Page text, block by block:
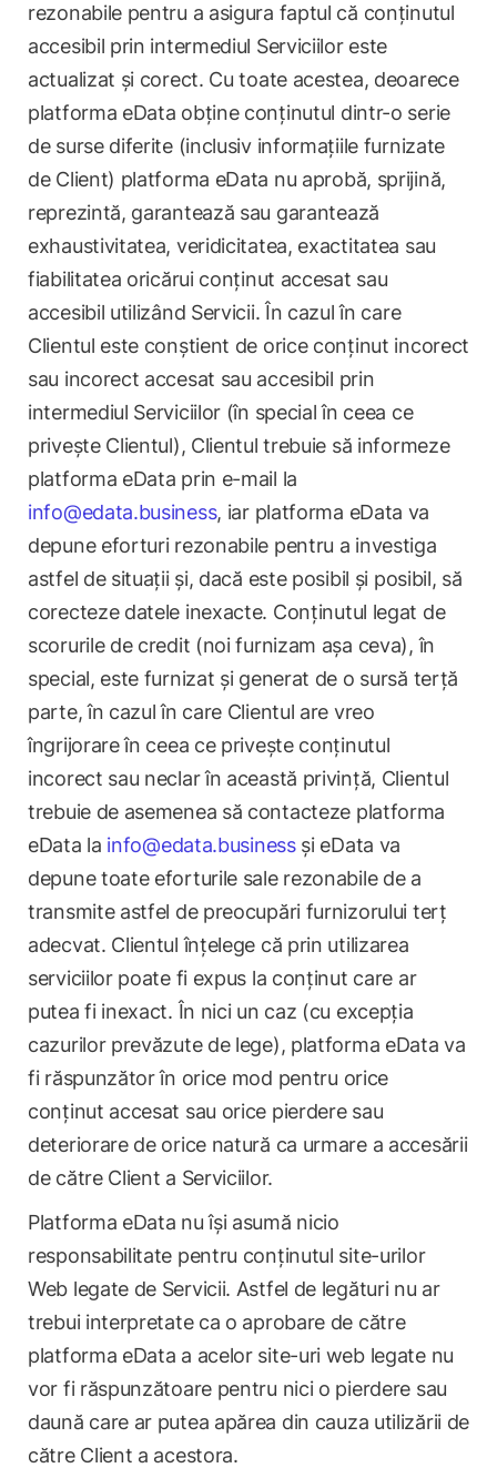
rezonabile pentru a asigura faptul că conținutul
accesibil prin intermediul Serviciilor este
actualizat și corect. Cu toate acestea, deoarece
platforma eData obține conținutul dintr-o serie
de surse diferite (inclusiv informațiile furnizate
de Client) platforma eData nu aprobă, sprijină,
reprezintă, garantează sau garantează
exhaustivitatea, veridicitatea, exactitatea sau
fiabilitatea oricărui conținut accesat sau
accesibil utilizând Servicii. În cazul în care
Clientul este conștient de orice conținut incorect
sau incorect accesat sau accesibil prin
intermediul Serviciilor (în special în ceea ce
privește Clientul), Clientul trebuie să informeze
platforma eData prin e-mail la
info@edata.business, iar platforma eData va
depune eforturi rezonabile pentru a investiga
astfel de situații și, dacă este posibil și posibil, să
corecteze datele inexacte. Conținutul legat de
scorurile de credit (noi furnizam așa ceva), în
special, este furnizat și generat de o sursă terță
parte, în cazul în care Clientul are vreo
îngrijorare în ceea ce privește conținutul
incorect sau neclar în această privință, Clientul
trebuie de asemenea să contacteze platforma
eData la info@edata.businessși eData va
depune toate eforturile sale rezonabile de a
transmite astfel de preocupări furnizorului terț
adecvat. Clientul înțelege că prin utilizarea
serviciilor poate fi expus la conținut care ar
putea fi inexact. În nici un caz (cu excepția
cazurilor prevăzute de lege), platforma eData va
fi răspunzător în orice mod pentru orice
conținut accesat sau orice pierdere sau
deteriorare de orice natură ca urmare a accesării
de către Client a Serviciilor.
Platforma eData nu își asumă nicio
responsabilitate pentru conținutul site-urilor
Web legate de Servicii. Astfel de legături nu ar
trebui interpretate ca o aprobare de către
platforma eData a acelor site-uri web legate nu
vor fi răspunzătoare pentru nici o pierdere sau
daună care ar putea apărea din cauza utilizării de
către Client a acestora.